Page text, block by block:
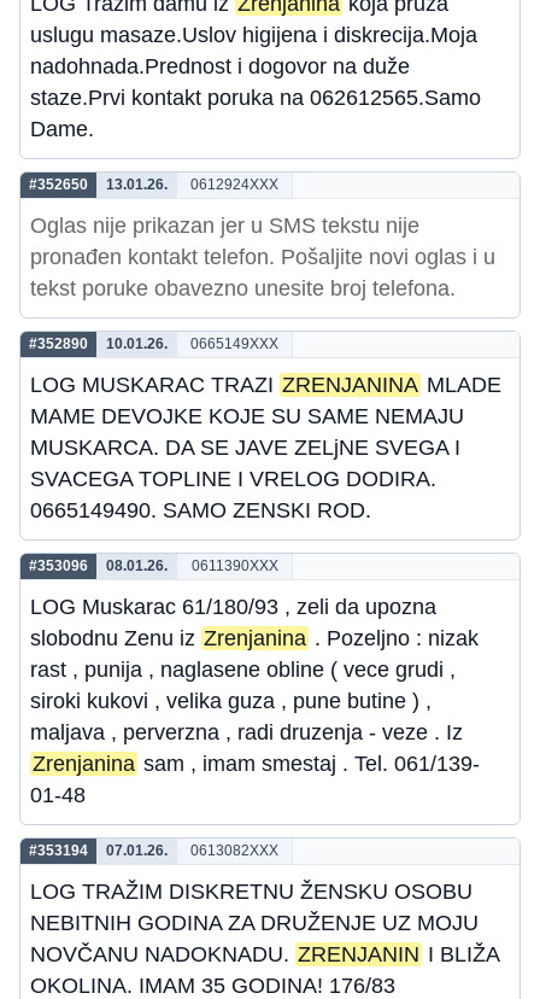
uslugu masaze.Uslov higijena i diskrecija.Moja
nadohnada.Prednost i dogovor na duže
staze.Prvi kontakt poruka na 062612565.Samo
Dame.
#352650 13.01.26. 0612924XXX
Oglas nije prikazan jer u SMS tekstu nije
pronađen kontakt telefon. Pošaljite novi oglas i u
tekst poruke obavezno unesite broj telefona.
#352890 10.01.26. 0665149XXX
LOG MUSKARAC TRAZI ZRENJANINA MLADE
MAME DEVOJKE KOJE SU SAME NEMAJU
MUSKARCA. DA SE JAVE ZELjNE SVEGA I
SVACEGA TOPLINE I VRELOG DODIRA.
0665149490. SAMO ZENSKI ROD.
#353096 08.01.26. 0611390XXX
LOG Muskarac 61/180/93 , zeli da upozna
slobodnu Zenu iz Zrenjanina . Pozeljno : nizak
rast , punija , naglasene obline ( vece grudi ,
siroki kukovi , velika guza , pune butine ) ,
maljava , perverzna , radi druzenja - veze . Iz
Zrenjanina sam , imam smestaj . Tel. 061/139-
01-48
#353194 07.01.26. 0613082XXX
LOG TRAŽIM DISKRETNU ŽENSKU OSOBU
NEBITNIH GODINA ZA DRUŽENJE UZ MOJU
NOVČANU NADOKNADU. ZRENJANIN I BLIŽA
OKOLINA. IMAM 35 GODINA! 176/83